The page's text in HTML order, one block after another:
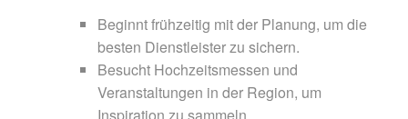
Beginnt frühzeitig mit der Planung, um die
besten Dienstleister zu sichern.
Besucht Hochzeitsmessen und
Veranstaltungen in der Region, um